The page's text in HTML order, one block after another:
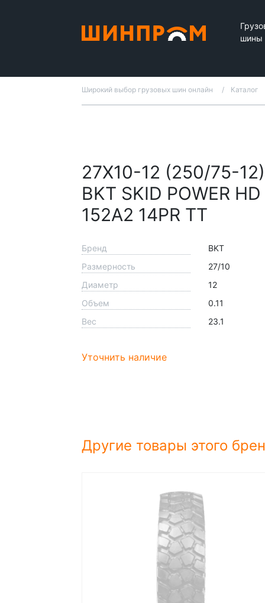
шины
Широкий выбор грузовых шин онлайн Каталог
27X10-12 (250/75-12)
BKT SKID POWER HD
152A2 14PR TT
Бренд
BKT
Размерность
27/10
Диаметр
12
Объем
0.11
Вес
23.1
Уточнить наличие
Другие товары этого